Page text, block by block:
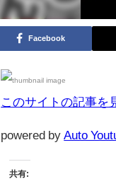
Facebook
このサイトの記事を
powered by Auto
共有: